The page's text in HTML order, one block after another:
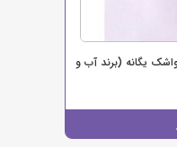
یگانه (برند آب و